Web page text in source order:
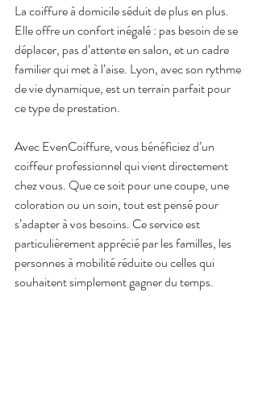
La coiffure à domicile séduit de plus en plus.
Elle offre un confort inégalé : pas besoin de se
déplacer, pas d’attente en salon, et un cadre
familier qui met à l’aise. Lyon, avec son rythme
de vie dynamique, est un terrain parfait pour
ce type de prestation.
Avec EvenCoiffure, vous bénéficiez d’un
coiffeur professionnel qui vient directement
chez vous. Que ce soit pour une coupe, une
coloration ou un soin, tout est pensé pour
s’adapter à vos besoins. Ce service est
particulièrement apprécié par les familles, les
personnes à mobilité réduite ou celles qui
souhaitent simplement gagner du temps.